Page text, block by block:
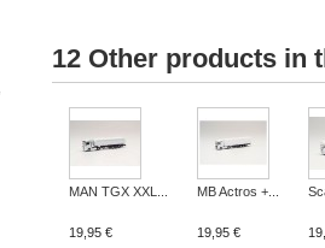
12 Other products in
MAN TGX XXL...
19,95 €
MB Actros +...
19,95 €